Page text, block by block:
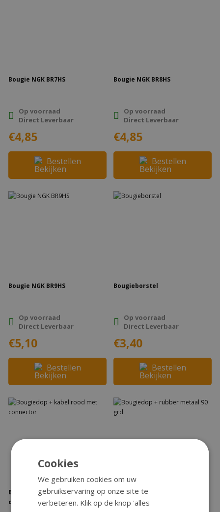
Bougie NGK BR7HS
Op voorraad
Direct Leverbaar
€4,85
Bestellen
Bougie NGK BR8HS
Op voorraad
Direct Leverbaar
€4,85
Bestellen
Bougie NGK BR9HS
Op voorraad
Direct Leverbaar
€5,10
Bestellen
Bougieborstel
Op voorraad
Direct Leverbaar
€3,40
Bestellen
Bougiedop + kabel rood met
connector
Bougiedop + rubber metaal 90
grd
Cookies
We gebruiken cookies om uw
gebruikservaring op onze site te
verbeteren. Klik op de knop 'alles